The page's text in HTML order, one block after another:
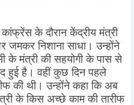
के दौरान केंद्रीय मंत्री
जमकर निशाना साधा। उन्होंने
के मंत्री की सहयोगी के पास से
हुई है। वहीं कुछ दिन पहले
की थी। उन्होंने कहा कि अब
के किस अच्छे काम की तारीफ